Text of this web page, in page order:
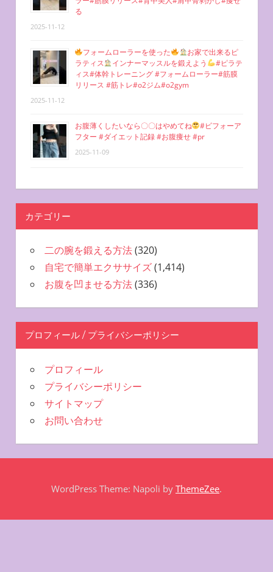
る
2025-11-12
フォームローラーを使った
お家で出来るピ
ラティス
インナーマッスルを鍛えよう
#ピラテ
ィス#体幹トレーニング #フォームローラー#筋膜
リリース #筋トレ#o2ジム#o2gym
2025-11-12
お腹薄くしたいなら〇〇はやめてね
#ビフォーア
フター #ダイエット記録 #お腹痩せ #pr
2025-11-09
カテゴリー
二の腕を鍛える方法(320)
自宅で簡単エクササイズ(1,414)
お腹を凹ませる方法(336)
プロフィール / プライバシーポリシー
プロフィール
プライバシーポリシー
サイトマップ
お問い合わせ
WordPress Theme: Napoli by ThemeZee.